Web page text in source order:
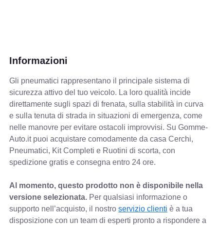
Informazioni
Gli pneumatici rappresentano il principale sistema di
sicurezza attivo del tuo veicolo. La loro qualità incide
direttamente sugli spazi di frenata, sulla stabilità in curva
e sulla tenuta di strada in situazioni di emergenza, come
nelle manovre per evitare ostacoli improvvisi. Su Gomme-
Auto.it puoi acquistare comodamente da casa Cerchi,
Pneumatici, Kit Completi e Ruotini di scorta, con
spedizione gratis e consegna entro 24 ore.
Al momento, questo prodotto non è disponibile nella
versione selezionata. Per qualsiasi informazione o
supporto nell’acquisto, il nostroservizio clienti è a tua
disposizione con un team di esperti pronto a rispondere a